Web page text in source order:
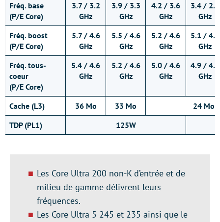
Fréq. base
(P/E Core)
3.7 / 3.2
GHz
3.9 / 3.3
GHz
4.2 / 3.6
GHz
3.4 / 2.9
GHz
Fréq. boost
(P/E Core)
5.7 / 4.6
GHz
5.5 / 4.6
GHz
5.2 / 4.6
GHz
5.1 / 4.5
GHz
Fréq. tous-
coeur
(P/E Core)
5.4 / 4.6
GHz
5.2 / 4.6
GHz
5.0 / 4.6
GHz
4.9 / 4.5
GHz
Cache (L3) 36 Mo 33 Mo
24 Mo
TDP (PL1)
125W
Les Core Ultra 200 non-K d’entrée et de
milieu de gamme délivrent leurs
fréquences.
Les Core Ultra 5 245 et 235 ainsi que le